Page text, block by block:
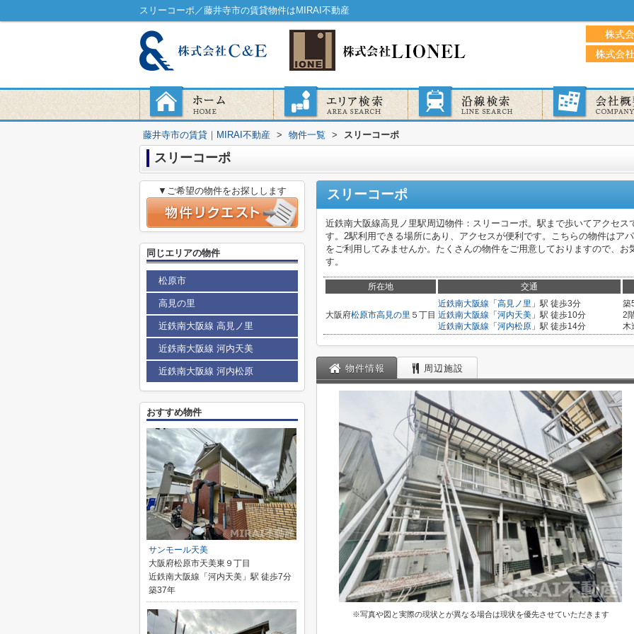
スリーコーポ／藤井寺市の賃貸物件はMIRAI不動産
藤井寺市の賃貸｜MIRAI不動産 > 物件一覧 > スリーコーポ
スリーコーポ
スリーコーポ
近鉄南大阪線高見ノ里駅周辺物件：スリーコーポ。駅まで歩いてアクセ
す。2駅利用できる場所にあり、アクセスが便利です。こちらの物件はア
をご利用してみませんか。たくさんの物件をご用意しておりますので、
す。
所在地 交通
大阪府松原市高見の里 ５丁目
近鉄南大阪線 「 高見ノ里 」駅 徒歩3分
近鉄南大阪線 「 河内天美 」駅 徒歩10分
近鉄南大阪線 「 河内松原 」駅 徒歩14分
築
2
木
物件情報 周辺施設
※写真や図と実際の現状とが異なる場合は現状を優先させていただきます
▼ご希望の物件をお探しします
同じエリアの物件
松原市
高見の里
近鉄南大阪線 高見ノ里
近鉄南大阪線 河内天美
近鉄南大阪線 河内松原
おすすめ物件
サンモール天美
大阪府松原市天美東９丁目
近鉄南大阪線「河内天美」駅 徒歩7分
築37年